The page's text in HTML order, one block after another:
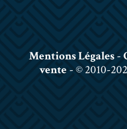
Mentions Légales -
vente - © 2010-